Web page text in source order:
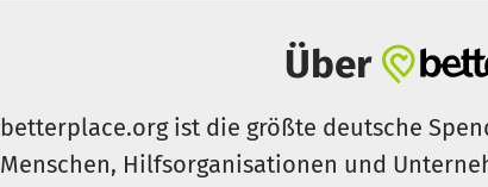
Über
betterplace.org ist die größte deutsche
Menschen, Hilfsorganisationen und